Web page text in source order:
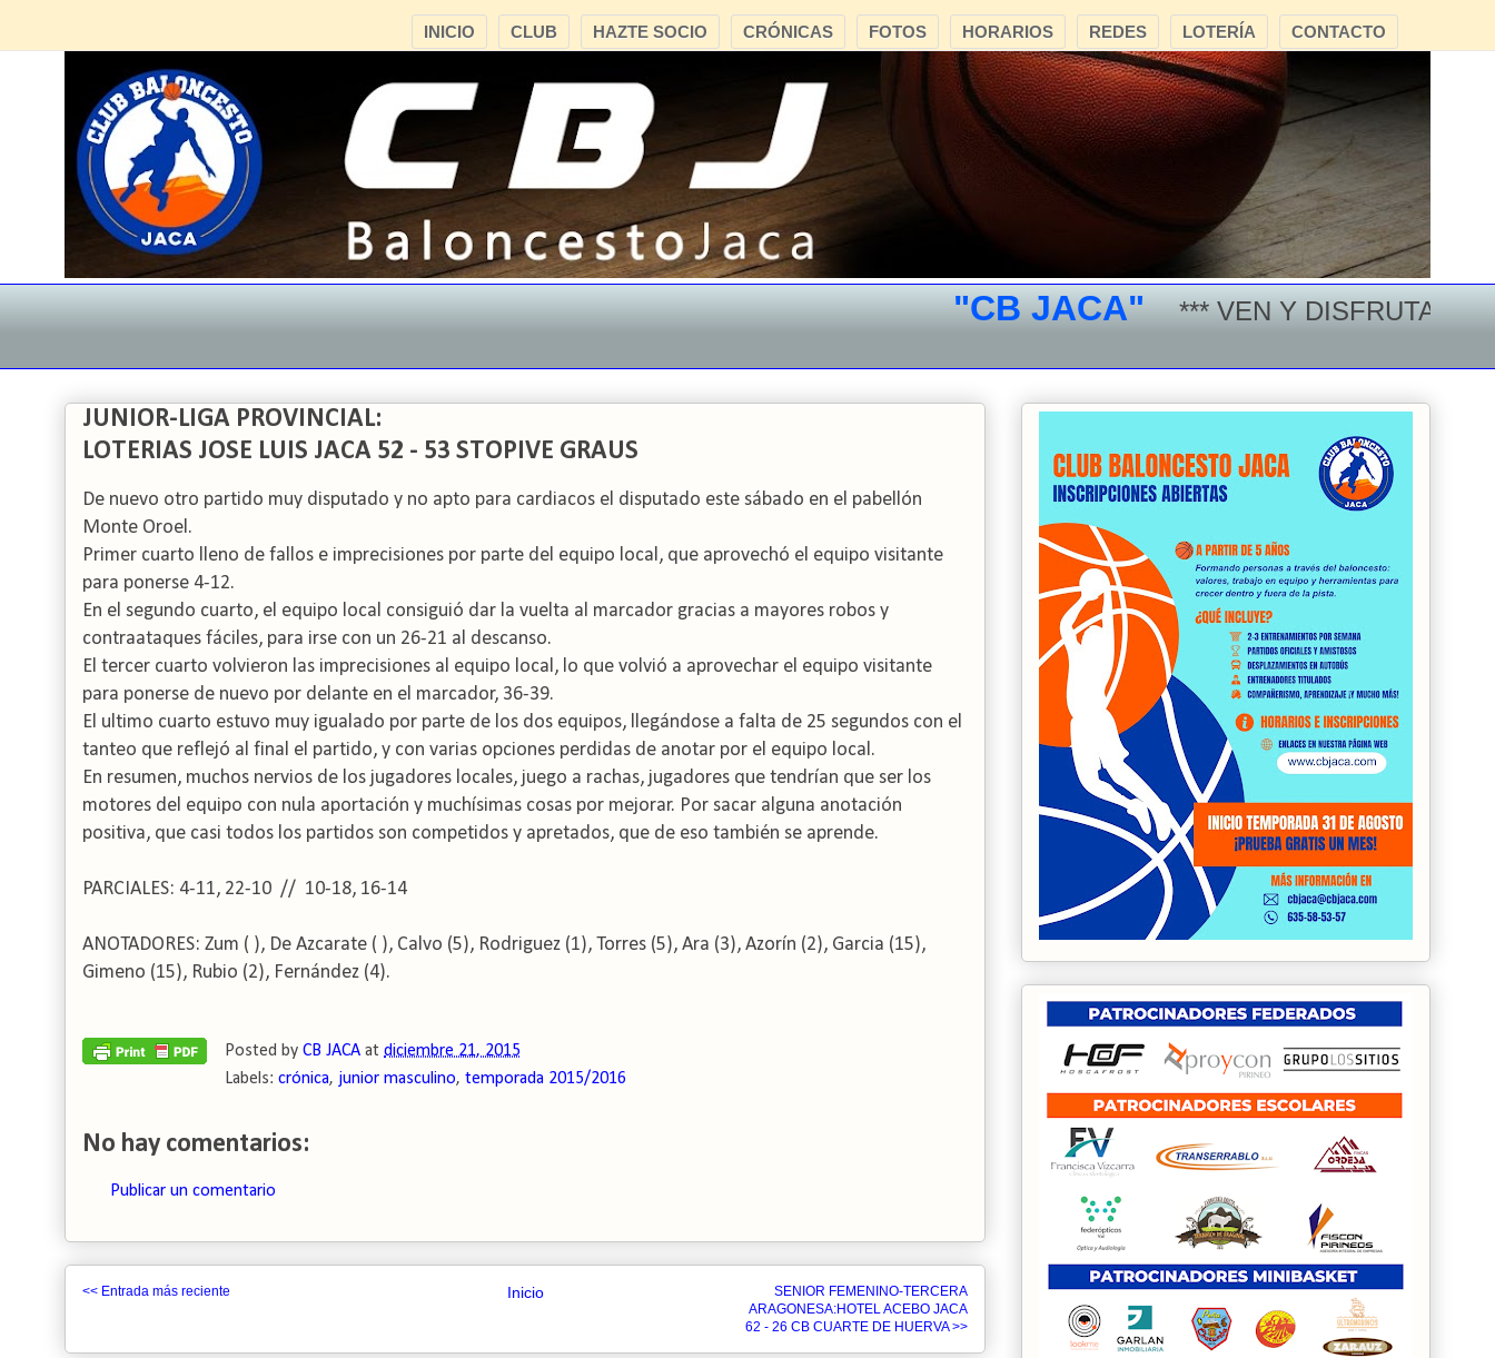
CONTACTO
LOTERÍA
REDES
HORARIOS
FOTOS
CRÓNICAS
HAZTE SOCIO
CLUB
INICIO
"CB JACA" *** VEN Y DISFRUTA DEL
JUNIOR-LIGA PROVINCIAL:
LOTERIAS JOSE LUIS JACA 52 - 53 STOPIVE GRAUS
De nuevo otro partido muy disputado y no apto para cardiacos el disputado este sábado en el pabellón
Monte Oroel.
Primer cuarto lleno de fallos e imprecisiones por parte del equipo local, que aprovechó el equipo visitante
para ponerse 4-12.
En el segundo cuarto, el equipo local consiguió dar la vuelta al marcador gracias a mayores robos y
contraataques fáciles, para irse con un 26-21 al descanso.
El tercer cuarto volvieron las imprecisiones al equipo local, lo que volvió a aprovechar el equipo visitante
para ponerse de nuevo por delante en el marcador, 36-39.
El ultimo cuarto estuvo muy igualado por parte de los dos equipos, llegándose a falta de 25 segundos con el
tanteo que reflejó al final el partido, y con varias opciones perdidas de anotar por el equipo local.
En resumen, muchos nervios de los jugadores locales, juego a rachas, jugadores que tendrían que ser los
motores del equipo con nula aportación y muchísimas cosas por mejorar. Por sacar alguna anotación
positiva, que casi todos los partidos son competidos y apretados, que de eso también se aprende.
PARCIALES: 4-11, 22-10 // 10-18, 16-14
ANOTADORES: Zum ( ), De Azcarate ( ), Calvo (5), Rodriguez (1), Torres (5), Ara (3), Azorín (2), Garcia (15),
Gimeno (15), Rubio (2), Fernández (4).
Posted by CB JACA at diciembre 21, 2015
Labels: crónica, junior masculino, temporada 2015/2016
No hay comentarios:
Publicar un comentario
<< Entrada más reciente
SENIOR FEMENINO-TERCERA
ARAGONESA:HOTEL ACEBO JACA
62 - 26 CB CUARTE DE HUERVA >>
Inicio